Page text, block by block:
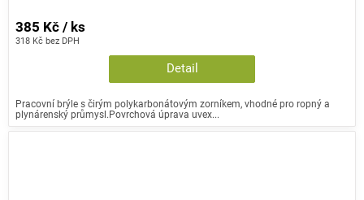
318 Kč bez DPH
385 Kč / ks
Detail
Pracovní brýle s čirým polykarbonátovým zorníkem, vhodné pro ropný a
plynárenský průmysl.Povrchová úprava uvex...